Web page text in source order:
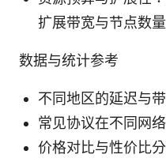
扩展带宽与节点数量
数据与统计参考
不同地区的延迟与
常见协议在不同网
价格对比与性价比